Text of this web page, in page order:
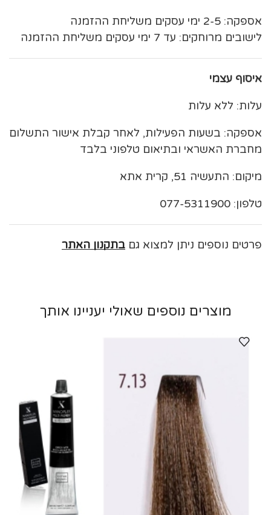
אספקה: 2-5 ימי עסקים משליחת ההזמנה
לישובים מרוחקים: עד 7 ימי עסקים משליחת ההזמנה
איסוף עצמי
עלות: ללא עלות
אספקה: בשעות הפעילות, לאחר קבלת אישור התשלום
מחברת האשראי ובתיאום טלפוני בלבד
מיקום: התעשיה 51, קרית אתא
טלפון: 077-5311900
פרטים נוספים ניתן למצוא גם בתקנון האתר
מוצרים נוספים שאולי יעניינו אותך